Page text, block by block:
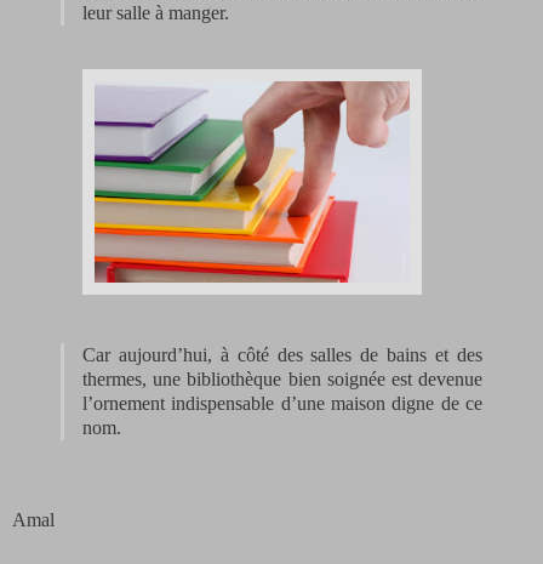
leur salle à manger.
Car aujourd’hui, à côté des salles de bains et des
thermes, une bibliothèque bien soignée est devenue
l’ornement indispensable d’une maison digne de ce
nom.
Amal